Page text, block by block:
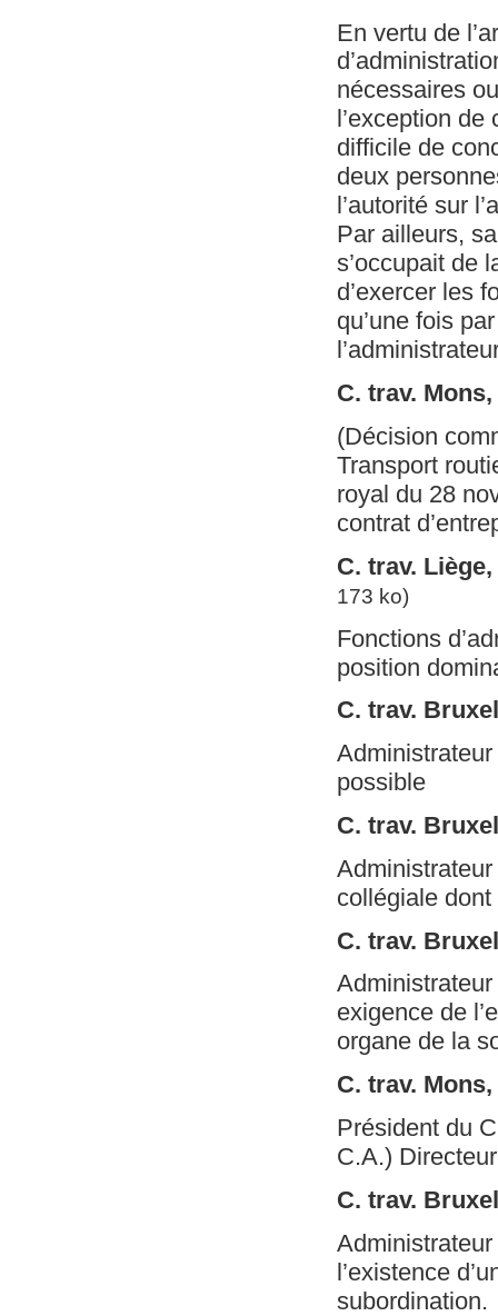
En vertu de
nécessaires
l’exception
difficile de
deux
l’autorité sur
Par ailleurs,
s’occupait de
d’exercer les
qu’une fois
C. trav.
(Décision
Transport
royal du 28
contrat
C. trav.
173 ko)
Fonctions
position
C. trav.
possible
C. trav.
Administrateur
collégiale dont
C. trav.
exigence de
organe de la
C. trav.
Président du
C.A.)
C. trav.
l’existence
subordination.